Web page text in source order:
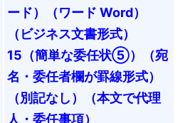
ード）（ワード Word）
（ビジネス文書形式）
15（簡単な委任状⑤）（宛
名・委任者欄が罫線形式）
（別記なし）（本文で代理
人・委任事項）